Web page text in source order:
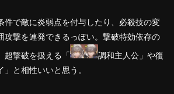
で敵に炎弱点を付与したり、必殺技の変
攻撃を連発できるっぽい。撃破特効依存の
超撃破を扱える「
調和主人公」や復
と相性いいと思う。